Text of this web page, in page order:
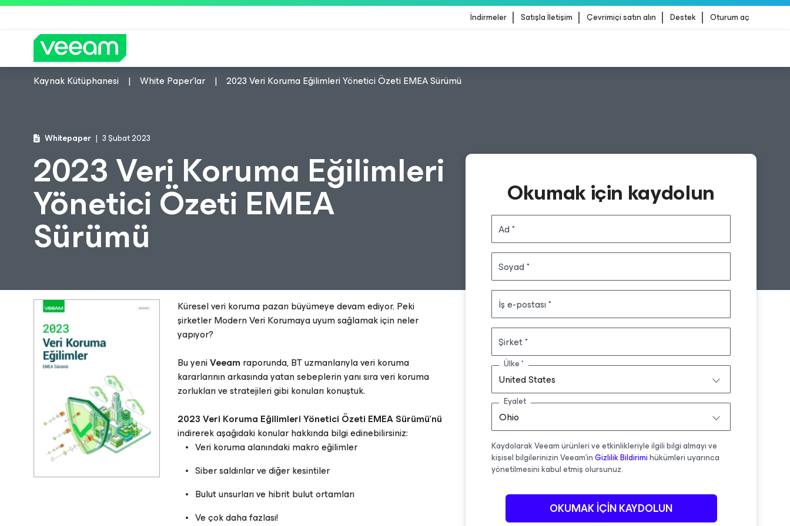
İndirmeler Satışla İletişim Çevrimiçi satın alın Destek Oturum aç
Kaynak Kütüphanesi White Paper'lar 2023 Veri Koruma Eğilimleri Yönetici Özeti EMEA Sürümü
Whitepaper 3 Şubat 2023
2023 Veri Koruma Eğilimleri
Yönetici Özeti EMEA
Sürümü
Okumak için kaydolun
Ad
Soyad
İş e-postası
Şirket
United States
Ülke
Ohio
Eyalet
Kaydolarak Veeam ürünleri ve etkinlikleriyle ilgili bilgi almayı ve
kişisel bilgilerinizin Veeam'inGizlilik Bildirimihükümleri uyarınca
yönetilmesini kabul etmiş olursunuz.
OKUMAK IÇIN KAYDOLUN
Küresel veri koruma pazarı büyümeye devam ediyor. Peki
şirketler Modern Veri Korumaya uyum sağlamak için neler
yapıyor?
Bu yeniVeeam raporunda, BT uzmanlarıyla veri koruma
kararlarının arkasında yatan sebeplerin yanı sıra veri koruma
zorlukları ve stratejileri gibi konuları konuştuk.
2023 Veri Koruma Eğilimleri Yönetici Özeti EMEA Sürümü'nü
indirerek aşağıdaki konular hakkında bilgi edinebilirsiniz:
Veri koruma alanındaki makro eğilimler
Siber saldırılar ve diğer kesintiler
Bulut unsurları ve hibrit bulut ortamları
Ve çok daha fazlası!